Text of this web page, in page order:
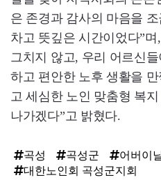
은 존경과 감사의 마음을
차고 뜻깊은 시간이었다”
그치지 않고, 우리 어르신
하고 편안한 노후 생활을
고 세심한 노인 맞춤형 복
나가겠다”고 밝혔다.
곡성 곡성군 어버이
대한노인회 곡성군지회